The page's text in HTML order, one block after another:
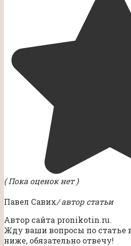
( Пока оценок нет )
Павел Савих/ автор статьи
Автор сайта pronikotin.ru.
Жду ваши вопросы по статье
ниже, обязательно отвечу!